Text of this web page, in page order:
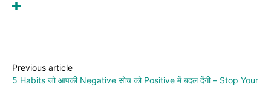
Previous article
5 Habits जो आपकी Negative सोच को Positive में बदल देंगी – Stop Your